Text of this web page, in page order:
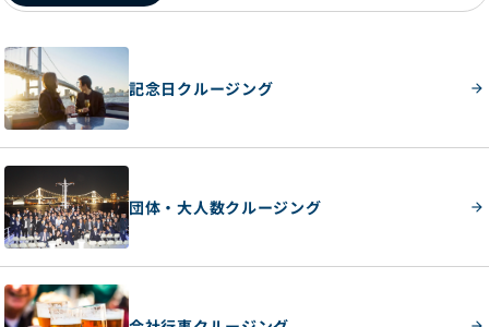
記念日クルージング
団体・大人数クルージング